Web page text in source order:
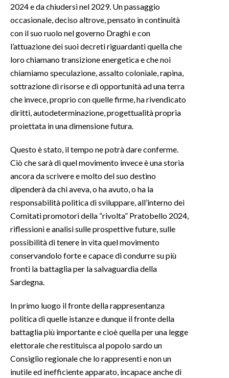
2024 e da chiudersi nel 2029. Un passaggio
occasionale, deciso altrove, pensato in continuità
con il suo ruolo nel governo Draghi e con
l’attuazione dei suoi decreti riguardanti quella che
loro chiamano transizione energetica e che noi
chiamiamo speculazione, assalto coloniale, rapina,
sottrazione di risorse e di opportunità ad una terra
che invece, proprio con quelle firme, ha rivendicato
diritti, autodeterminazione, progettualità propria
proiettata in una dimensione futura.
Questo è stato, il tempo ne potrà dare conferme.
Ciò che sarà di quel movimento invece è una storia
ancora da scrivere e molto del suo destino
dipenderà da chi aveva, o ha avuto, o ha la
responsabilità politica di sviluppare, all’interno dei
Comitati promotori della “rivolta” Pratobello 2024,
riflessioni e analisi sulle prospettive future, sulle
possibilità di tenere in vita quel movimento
conservandolo forte e capace di condurre su più
fronti la battaglia per la salvaguardia della
Sardegna.
In primo luogo il fronte della rappresentanza
politica di quelle istanze e dunque il fronte della
battaglia più importante e cioè quella per una legge
elettorale che restituisca al popolo sardo un
Consiglio regionale che lo rappresenti e non un
inutile ed inefficiente apparato, incapace anche di